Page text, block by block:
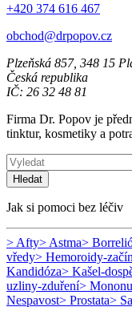
+420 374 616 467
obchod@drpopov.cz
Plzeňská 857, 348 15
Česká republika
IČ: 26 32 48 81
Firma Dr. Popov je
tinktur, kosmetiky a
Hledat
Jak si pomoci bez léčiv
> Afty> Astma>
vředy> Hemoroidy-
Kandidóza> Kašel-
uzliny-zduření>
Nespavost> Prostata>